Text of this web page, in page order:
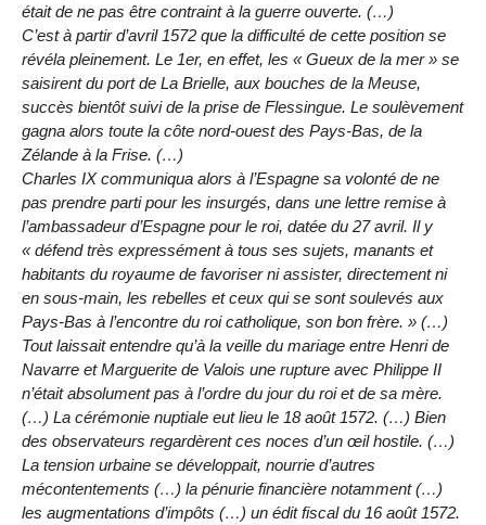
était de ne pas être contraint à la guerre ouverte. (…)
C’est à partir d’avril 1572 que la difficulté de cette position se
révéla pleinement. Le 1er, en effet, les « Gueux de la mer » se
saisirent du port de La Brielle, aux bouches de la Meuse,
succès bientôt suivi de la prise de Flessingue. Le soulèvement
gagna alors toute la côte nord-ouest des Pays-Bas, de la
Zélande à la Frise. (…)
Charles IX communiqua alors à l’Espagne sa volonté de ne
pas prendre parti pour les insurgés, dans une lettre remise à
l’ambassadeur d’Espagne pour le roi, datée du 27 avril. Il y
« défend très expressément à tous ses sujets, manants et
habitants du royaume de favoriser ni assister, directement ni
en sous-main, les rebelles et ceux qui se sont soulevés aux
Pays-Bas à l’encontre du roi catholique, son bon frère. » (…)
Tout laissait entendre qu’à la veille du mariage entre Henri de
Navarre et Marguerite de Valois une rupture avec Philippe II
n’était absolument pas à l’ordre du jour du roi et de sa mère.
(…) La cérémonie nuptiale eut lieu le 18 août 1572. (…) Bien
des observateurs regardèrent ces noces d’un œil hostile. (…)
La tension urbaine se développait, nourrie d’autres
mécontentements (…) la pénurie financière notamment (…)
les augmentations d’impôts (…) un édit fiscal du 16 août 1572.